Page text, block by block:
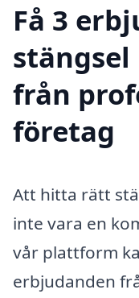
Få 3
stängsel
från
företag
Att hitta rätt
inte vara en
vår plattform
erbjudanden